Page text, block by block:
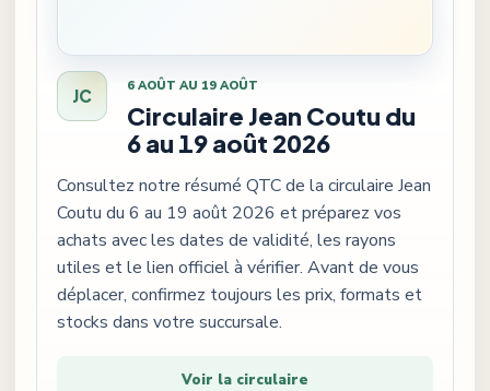
JC 6 AOÛT AU 19 AOÛT
Circulaire Jean Coutu du
6 au 19 août 2026
Consultez notre résumé QTC de la circulaire Jean
Coutu du 6 au 19 août 2026 et préparez vos
achats avec les dates de validité, les rayons
utiles et le lien officiel à vérifier. Avant de vous
déplacer, confirmez toujours les prix, formats et
stocks dans votre succursale.
Voir la circulaire